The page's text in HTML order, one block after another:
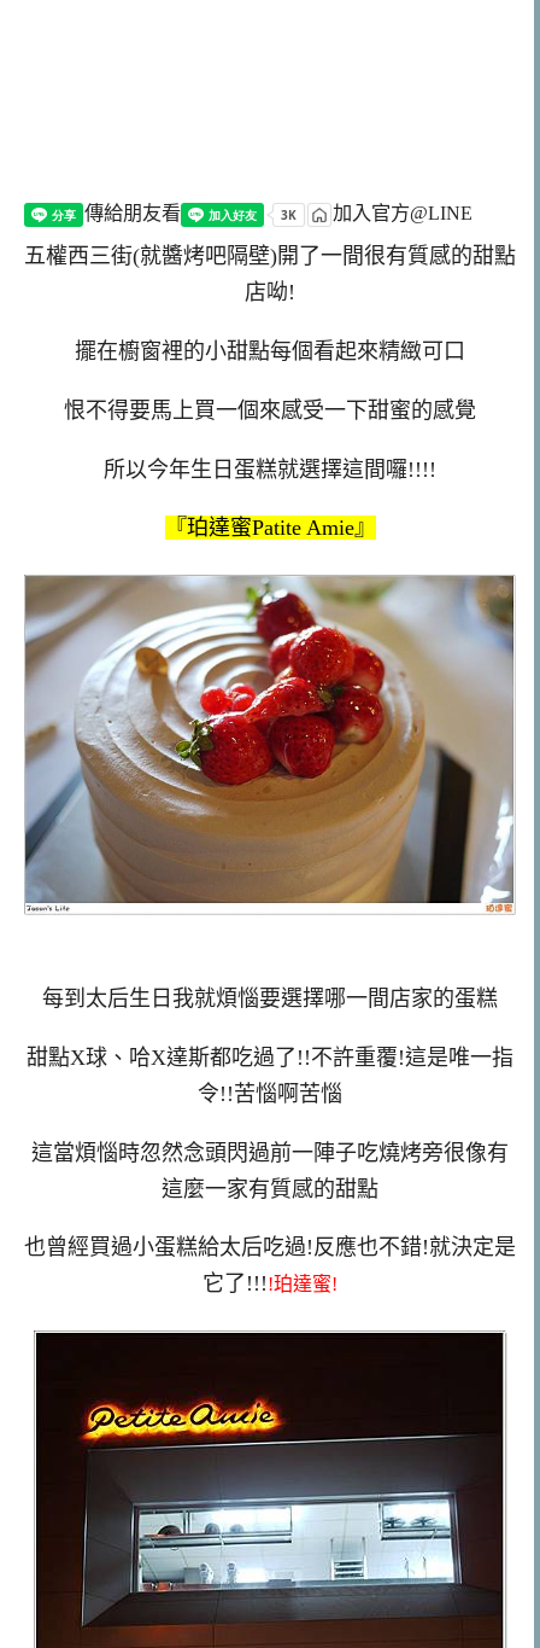
傳給朋友看 加入官方@LINE
五權西三街(就醬烤吧隔壁)開了一間很有質感的甜點
店呦!
擺在櫥窗裡的小甜點每個看起來精緻可口
恨不得要馬上買一個來感受一下甜蜜的感覺
所以今年生日蛋糕就選擇這間囉!!!!
『珀達蜜Patite Amie』
每到太后生日我就煩惱要選擇哪一間店家的蛋糕
甜點X球、哈X達斯都吃過了!!不許重覆!這是唯一指
令!!苦惱啊苦惱
這當煩惱時忽然念頭閃過前一陣子吃燒烤旁很像有
這麼一家有質感的甜點
也曾經買過小蛋糕給太后吃過!反應也不錯!就決定是
它了!!!!珀達蜜!